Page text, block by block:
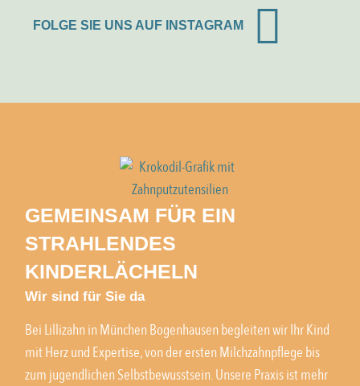
FOLGE SIE UNS AUF INSTAGRAM
GEMEINSAM FÜR EIN
STRAHLENDES
KINDERLÄCHELN
Wir sind für Sie da
Bei Lillizahn in München Bogenhausen begleiten wir Ihr Kind
mit Herz und Expertise, von der ersten Milchzahnpflege bis
zum jugendlichen Selbstbewusstsein. Unsere Praxis ist mehr